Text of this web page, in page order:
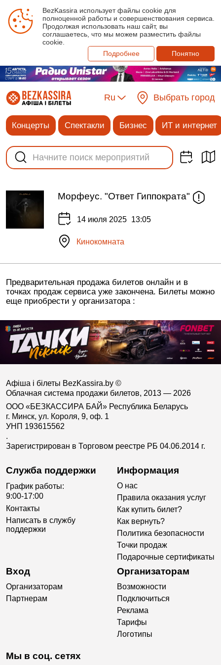
BezKassira использует файлы cookie для
полноценной работы и совершенствования сервиса.
Продолжая использовать наш сайт, вы
соглашаетесь, что мы можем разместить файлы
cookie.
Подробнее
Понятно
Ru Выбрать город
Концерты Спектакли Бизнес ИТ и интернет
Морфеус. "Ответ Гиппократа"
14 июля 2025 13:05
Кинокомната
Предварительная продажа билетов онлайн и в
точках продаж сервиса уже закончена. Билеты можно
еще приобрести у организатора :
Афіша і білеты BezKassira.by ©
Облачная система продажи билетов, 2013 — 2026
ООО «БЕЗКАССИРА БАЙ» Республика Беларусь
г. Минск, ул. Короля, 9, оф. 1
УНП 193615562
.
Зарегистрирован в Торговом реестре РБ 04.06.2014 г.
Служба поддержки
График работы:
9:00-17:00
Контакты
Написать в службу
поддержки
Информация
О нас
Правила оказания услуг
Как купить билет?
Как вернуть?
Политика безопасности
Точки продаж
Подарочные сертификаты
Вход
Организаторам
Партнерам
Организаторам
Возможности
Подключиться
Реклама
Тарифы
Логотипы
Мы в соц. сетях